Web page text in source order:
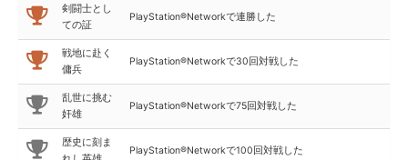
剣闘士とし
ての証
PlayStation®Networkで連勝した
戦地に赴く
傭兵
PlayStation®Networkで30回対戦した
乱世に挑む
奸雄
PlayStation®Networkで75回対戦した
歴史に刻ま
PlayStation®Networkで100回対戦した